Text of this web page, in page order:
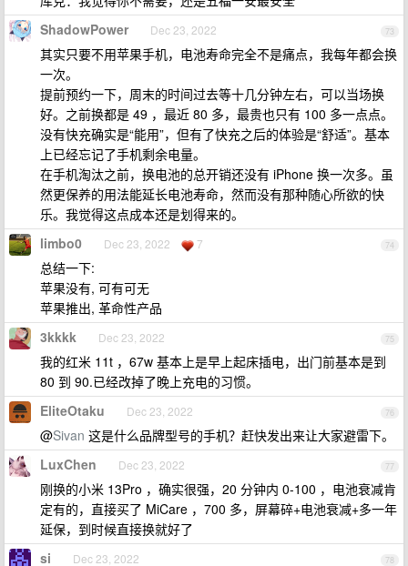
73
ShadowPower Dec 23, 2022
其实只要不用苹果手机，电池寿命完全不是痛点，我每年都会换
一次。
提前预约一下，周末的时间过去等十几分钟左右，可以当场换
好。之前换都是 49 ，最近 80 多，最贵也只有 100 多一点点。
没有快充确实是“能用”，但有了快充之后的体验是“舒适”。基本
上已经忘记了手机剩余电量。
在手机淘汰之前，换电池的总开销还没有 iPhone 换一次多。虽
然更保养的用法能延长电池寿命，然而没有那种随心所欲的快
乐。我觉得这点成本还是划得来的。
74
limbo0 Dec 23, 2022 7
总结一下:
苹果没有, 可有可无
苹果推出, 革命性产品
75
3kkkk Dec 23, 2022
我的红米 11t ，67w 基本上是早上起床插电，出门前基本是到
80 到 90.已经改掉了晚上充电的习惯。
76
EliteOtaku Dec 23, 2022
@Sivan 这是什么品牌型号的手机？赶快发出来让大家避雷下。
77
LuxChen Dec 23, 2022
刚换的小米 13Pro ，确实很强，20 分钟内 0-100 ，电池衰减肯
定有的，直接买了 MiCare ，700 多，屏幕碎+电池衰减+多一年
延保，到时候直接换就好了
78
si Dec 23, 2022